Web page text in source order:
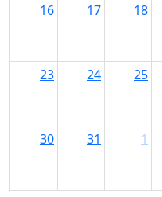
16 17 18
23 24 25
30 31 1